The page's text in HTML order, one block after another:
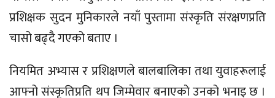
प्रशिक्षक सुदन मुनिकारले नयाँ पुस्तामा संस्कृति संरक्षणप्रति
चासो बढ्दै गएको बताए ।
नियमित अभ्यास र प्रशिक्षणले बालबालिका तथा युवाहरूलाई
आफ्नो संस्कृतिप्रति थप जिम्मेवार बनाएको उनको भनाइ छ ।